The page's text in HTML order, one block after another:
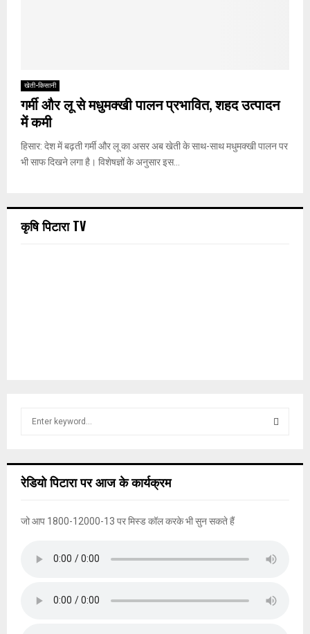
खेती-किसानी
गर्मी और लू से मधुमक्खी पालन प्रभावित, शहद उत्पादन
में कमी
हिसार: देश में बढ़ती गर्मी और लू का असर अब खेती के साथ-साथ मधुमक्खी पालन पर
भी साफ दिखने लगा है। विशेषज्ञों के अनुसार इस...
कृषि पिटारा TV
h
o
C
रेडियो पिटारा पर आज के कार्यक्रम
जो आप 1800-12000-13 पर मिस्ड कॉल करके भी सुन सकते हैं